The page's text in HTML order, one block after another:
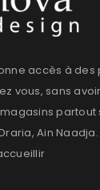
accès à
vous, sans
partout
Ain